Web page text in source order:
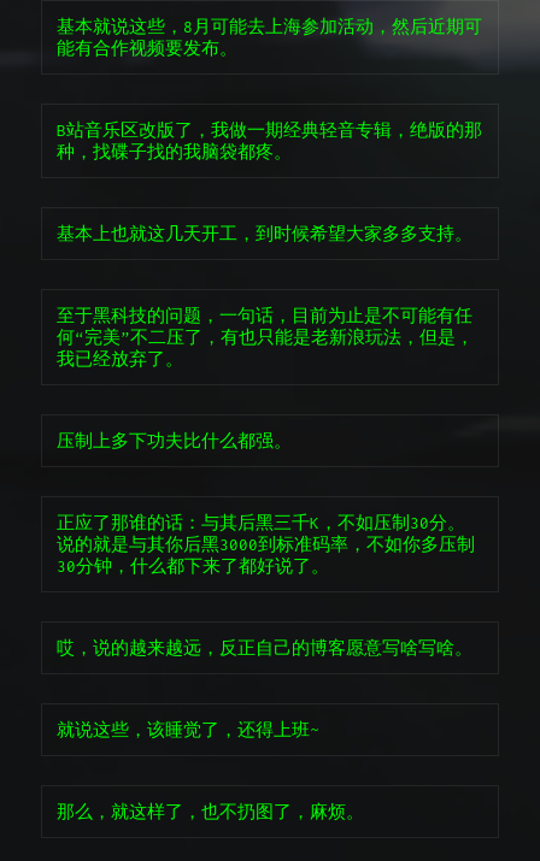
基本就说这些，8月可能去上海参加活动，然后近期可
能有合作视频要发布。
B站音乐区改版了，我做一期经典轻音专辑，绝版的那
种，找碟子找的我脑袋都疼。
基本上也就这几天开工，到时候希望大家多多支持。
至于黑科技的问题，一句话，目前为止是不可能有任
何“完美”不二压了，有也只能是老新浪玩法，但是，
我已经放弃了。
压制上多下功夫比什么都强。
正应了那谁的话：与其后黑三千K，不如压制30分。
说的就是与其你后黑3000到标准码率，不如你多压制
30分钟，什么都下来了都好说了。
哎，说的越来越远，反正自己的博客愿意写啥写啥。
就说这些，该睡觉了，还得上班~
那么，就这样了，也不扔图了，麻烦。